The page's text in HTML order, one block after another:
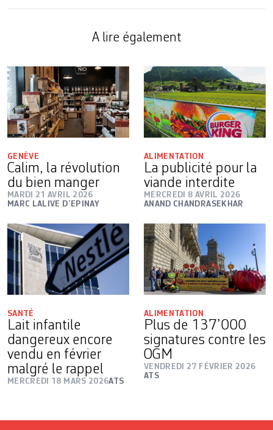
A lire également
GENÈVE
Calim, la révolution
du bien manger
MARDI 21 AVRIL 2026
MARC LALIVE D’EPINAY
ALIMENTATION
La publicité pour la
viande interdite
MERCREDI 8 AVRIL 2026
ANAND CHANDRASEKHAR
SANTÉ
Lait infantile
dangereux encore
vendu en février
malgré le rappel
MERCREDI 18 MARS 2026ATS
ALIMENTATION
Plus de 137’000
signatures contre les
OGM
VENDREDI 27 FÉVRIER 2026
ATS